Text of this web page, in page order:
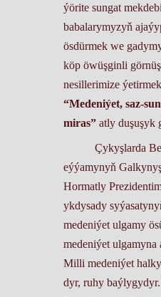
ýörite sungat
babalarymyzyň
ösdürmek we
köp öwüşginli
nesillerimize
“Medeniýet, saz-
miras” atly duşuşyk
Çykyşlarda
eýýamynyň
Hormatly
ykdysady
medeniýet ulgamy
medeniýet ulgamyna
Mil­li me­de­ni­ýet
dyr, ruhy